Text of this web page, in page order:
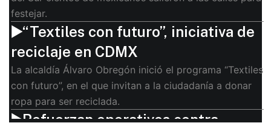
festejar.
▶️“Textiles con futuro”, iniciativa de
reciclaje en CDMX
La alcaldía Álvaro Obregón inició el programa “Textiles
con futuro”, en el que invitan a la ciudadanía a donar
ropa para ser reciclada.
▶️Refuerzan operativos contra